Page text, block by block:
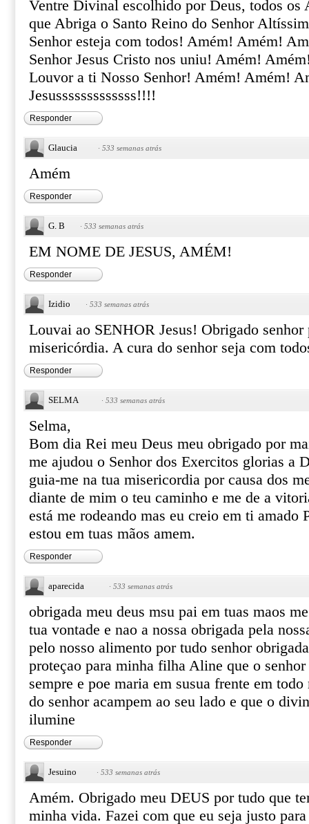
Ventre Divinal escolhido por Deus, todos os
que Abriga o Santo Reino do Senhor
Senhor esteja com todos! Amém! Amém!
Senhor Jesus Cristo nos uniu! Amém!
Louvor a ti Nosso Senhor! Amém! Amém!
Jesusssssssssssss!!!!
Responder
Glaucia · 533 semanas atrás
Amém
Responder
G. B · 533 semanas atrás
EM NOME DE JESUS, AMÉM!
Responder
Izidio · 533 semanas atrás
Louvai ao SENHOR Jesus! Obrigado senhor
misericórdia. A cura do senhor seja com
Responder
SELMA · 533 semanas atrás
Selma,
Bom dia Rei meu Deus meu obrigado por
me ajudou o Senhor dos Exercitos glorias a
guia-me na tua misericordia por causa dos
diante de mim o teu caminho e me de a
está me rodeando mas eu creio em ti amado
estou em tuas mãos amem.
Responder
aparecida · 533 semanas atrás
obrigada meu deus msu pai em tuas maos
tua vontade e nao a nossa obrigada pela
pelo nosso alimento por tudo senhor
proteçao para minha filha Aline que o
sempre e poe maria em susua frente em
do senhor acampem ao seu lado e que o
ilumine
Responder
Jesuino · 533 semanas atrás
Amém. Obrigado meu DEUS por tudo que
minha vida. Fazei com que eu seja justo